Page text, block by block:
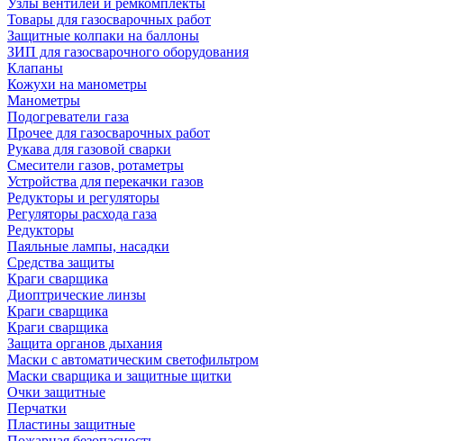
Узлы вентилей и ремкомплекты
Товары для газосварочных работ
Защитные колпаки на баллоны
ЗИП для газосварочного оборудования
Клапаны
Кожухи на манометры
Манометры
Подогреватели газа
Прочее для газосварочных работ
Рукава для газовой сварки
Смесители газов, ротаметры
Устройства для перекачки газов
Редукторы и регуляторы
Регуляторы расхода газа
Редукторы
Паяльные лампы, насадки
Средства защиты
Краги сварщика
Диоптрические линзы
Краги сварщика
Краги сварщика
Защита органов дыхания
Маски с автоматическим светофильтром
Маски сварщика и защитные щитки
Очки защитные
Перчатки
Пластины защитные